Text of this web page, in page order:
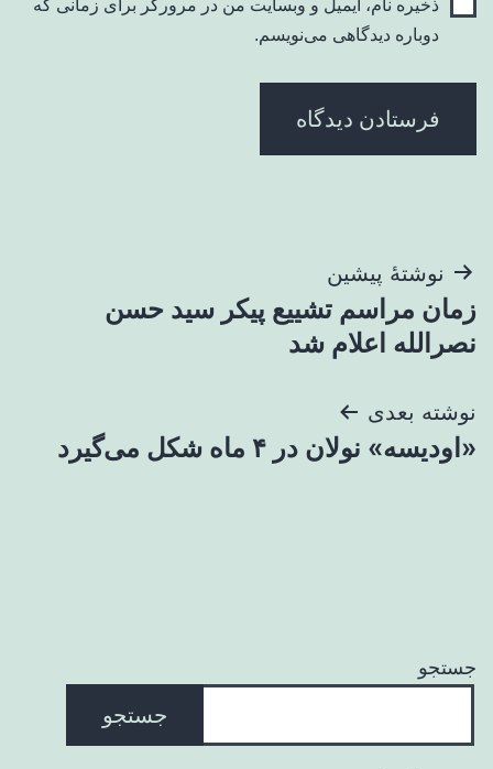
ذخیره نام، ایمیل و وبسایت من در مرورگر برای زمانی که
دوباره دیدگاهی می‌نویسم.
راهبری
نوشته
نوشتهٔ پیشین
زمان مراسم تشییع پیکر سید حسن
نصرالله اعلام شد
نوشته بعدی
«اودیسه» نولان در ۴ ماه شکل می‌گیرد
جستجو
جستجو